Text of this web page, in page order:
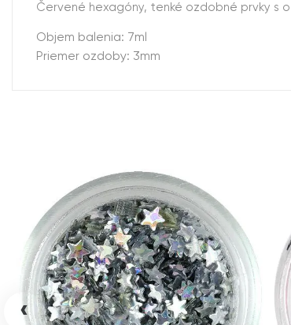
Červené hexagóny, tenké ozdobné prvky s
Objem balenia: 7ml
Priemer ozdoby: 3mm
‹